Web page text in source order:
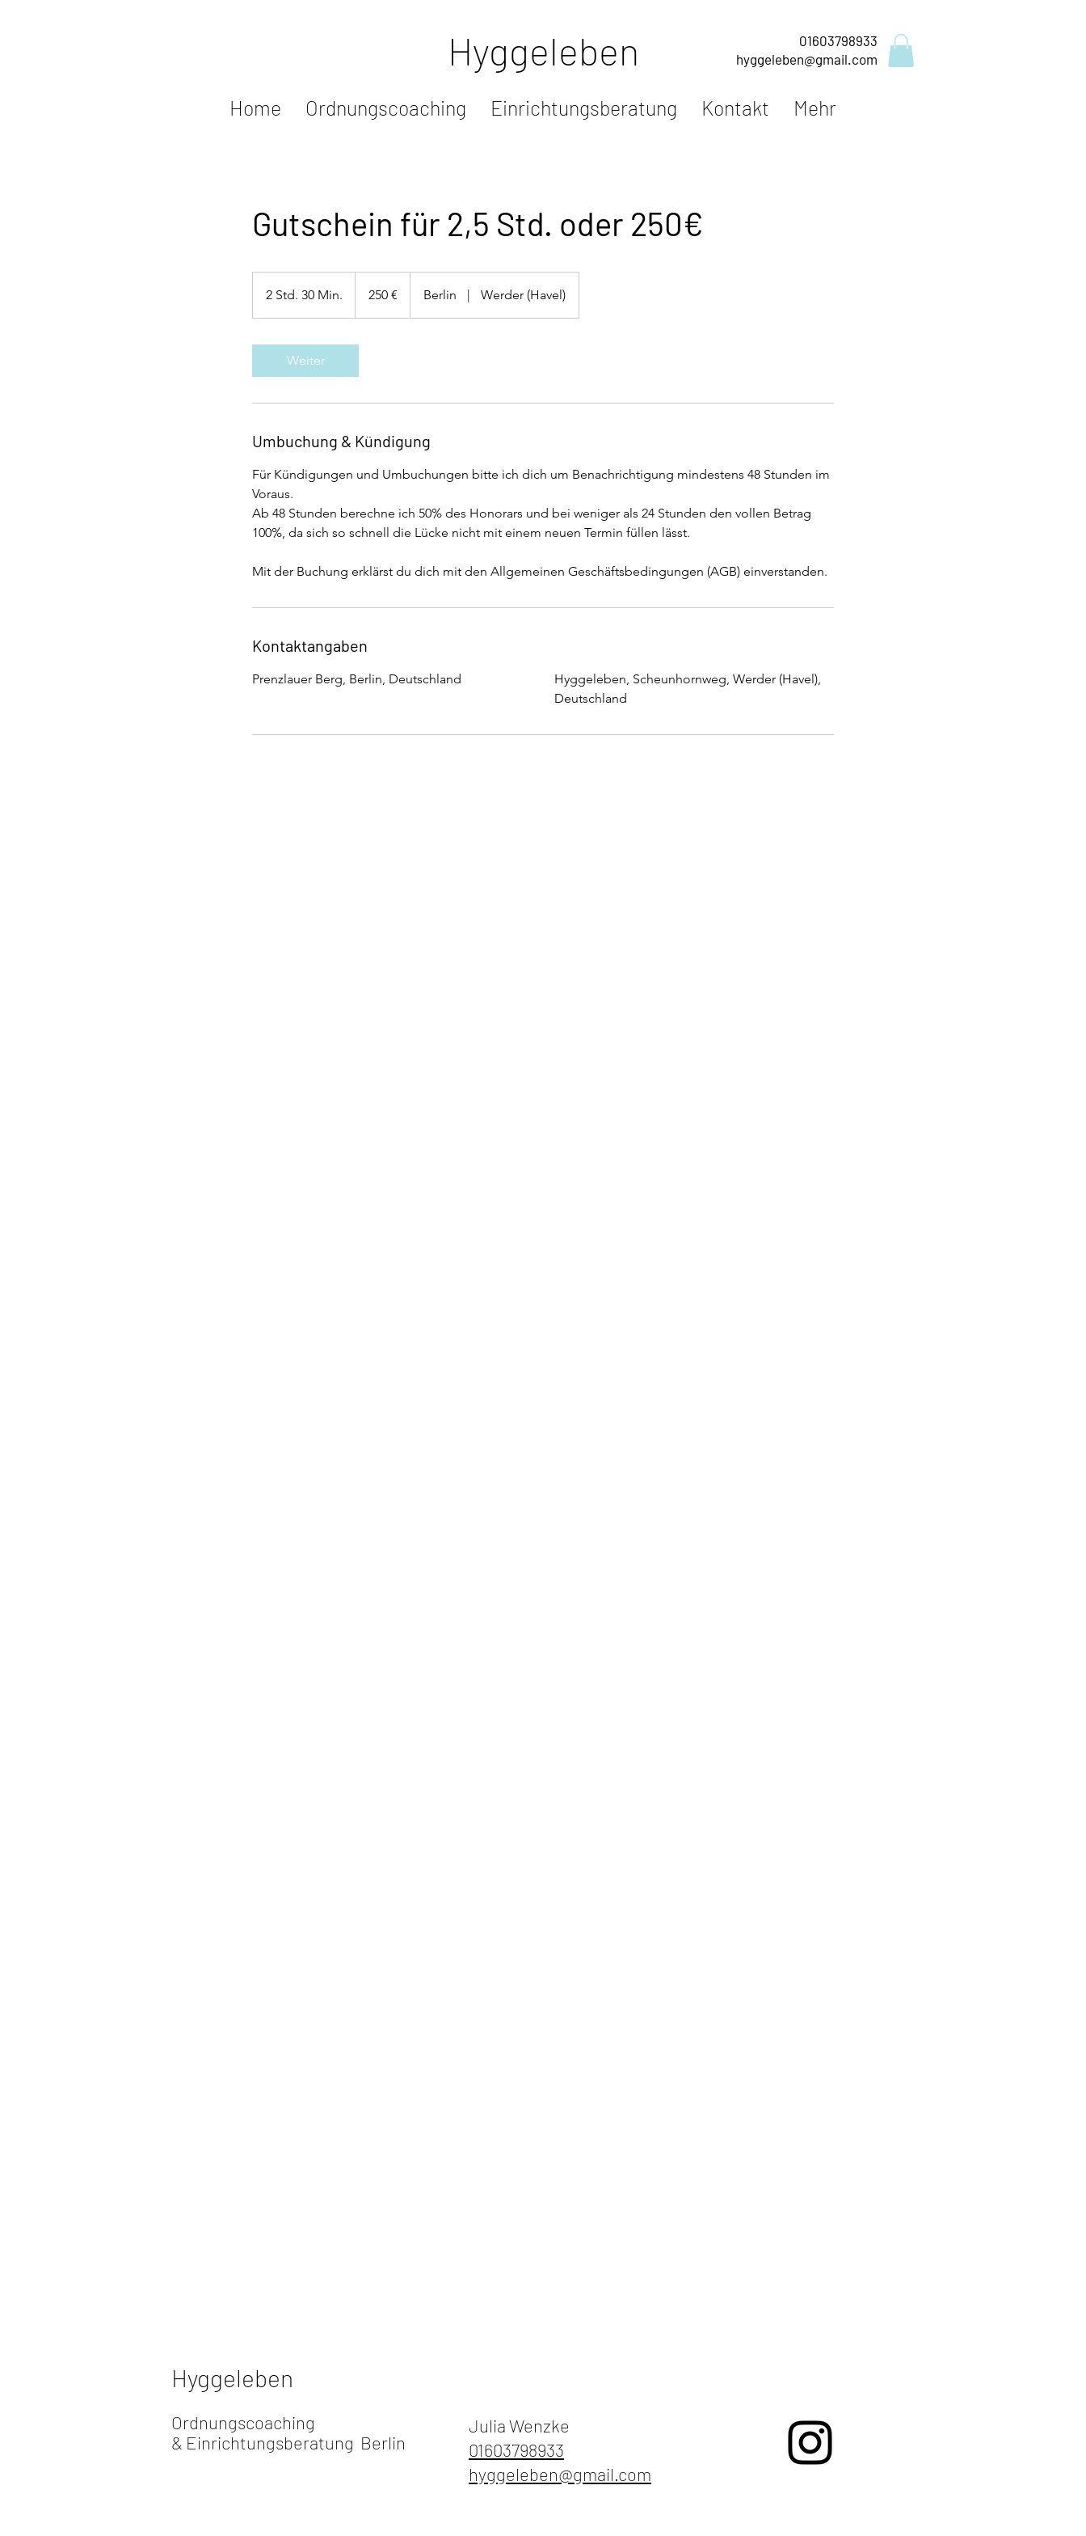
Hyggeleben
01603798933
hyggeleben@gmail.com
Home Ordnungscoaching Einrichtungsberatung Kontakt Mehr
Gutschein für 2,5 Std. oder 250€
2 Std. 30 Min.
i
250 € Berlin | Werder (Havel)
Weiter
Umbuchung & Kündigung
Für Kündigungen und Umbuchungen bitte ich dich um Benachrichtigung mindestens 48 Stunden im
Voraus.
Ab 48 Stunden berechne ich 50% des Honorars und bei weniger als 24 Stunden den vollen Betrag
100%, da sich so schnell die Lücke nicht mit einem neuen Termin füllen lässt.
Mit der Buchung erklärst du dich mit den Allgemeinen Geschäftsbedingungen (AGB) einverstanden.
Kontaktangaben
Prenzlauer Berg, Berlin, Deutschland
Hyggeleben, Scheunhornweg, Werder (Havel),
Deutschland
Hyggeleben
Ordnungscoaching
& Einrichtungsberatung Berlin
Julia Wenzke​
01603798933
hyggeleben@gmail.com